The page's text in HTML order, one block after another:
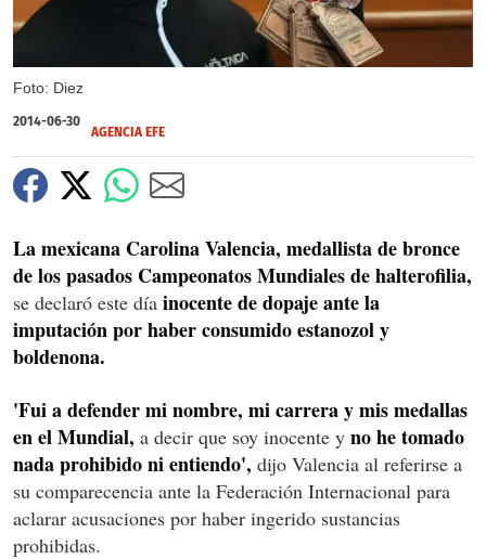
Foto: Diez
2014-06-30
AGENCIA EFE
La mexicana Carolina Valencia, medallista de bronce
de los pasados Campeonatos Mundiales de halterofilia,
se declaró este día inocente de dopaje ante la
imputación por haber consumido estanozol y
boldenona.
'Fui a defender mi nombre, mi carrera y mis medallas
en el Mundial, a decir que soy inocente y no he tomado
nada prohibido ni entiendo', dijo Valencia al referirse a
su comparecencia ante la Federación Internacional para
aclarar acusaciones por haber ingerido sustancias
prohibidas.